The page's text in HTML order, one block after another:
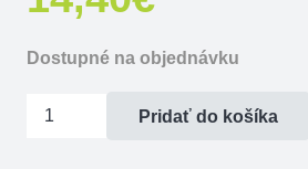
Dostupné na objednávku
množstvo
Pridať do košíka